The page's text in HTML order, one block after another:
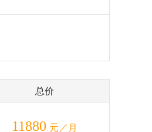
总价
11880 元／月